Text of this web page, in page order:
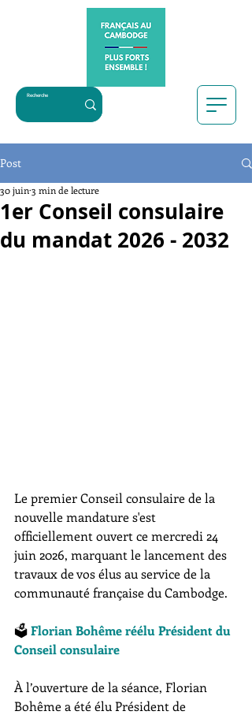
Post
1er Conseil consulaire
du mandat 2026 - 2032
30 juin3 min de lecture
Le premier Conseil consulaire de la
nouvelle mandature s'est
officiellement ouvert ce mercredi 24
juin 2026, marquant le lancement des
travaux de vos élus au service de la
communauté française du Cambodge.
🗳️ Florian Bohême réélu Président du
Conseil consulaire
À l’ouverture de la séance, Florian
Bohême a été élu Président de